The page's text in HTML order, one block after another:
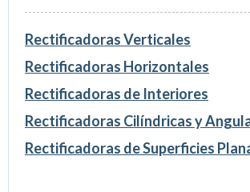
Rectificadoras Verticales
Rectificadoras Horizontales
Rectificadoras de Interiores
Rectificadoras Cilíndricas y
Rectificadoras de Superficies